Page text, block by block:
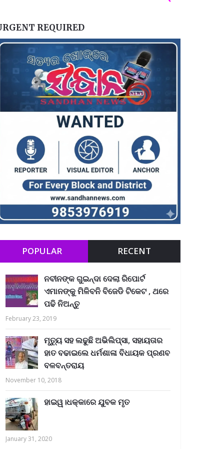
REQUIRED
POPULAR RECENT
ନବୀନଙ୍କ ଗୁଇନ୍ଦା ଦେଲା ରିପୋର୍ଟ
ଏମାନଙ୍କୁ ମିଳିବନି ବିଜେଡି ଟିକେଟ , ଥରେ
ପଢି ନିଅନ୍ତୁ
February 23, 2019
ମୃତ୍ୟୁ ସହ ଲଢୁଛି ଅଭିଲିପ୍ସା, ସହାୟତାର
ହାତ ବଢାଇଲେ ଧର୍ମଶାଳା ବିଧାୟକ ପ୍ରଣବ
ବଳବନ୍ତରାୟ
November 10, 2018
ହାଇୱ।ଧକ୍କାରେ ଯୁବକ ମୃତ
January 31, 2020